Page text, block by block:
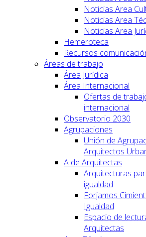
Noticias Area
Noticias Area
Noticias Area
Hemeroteca
Recursos
Áreas de trabajo
Área Jurídica
Área Internacional
Ofertas de
internacional
Observatorio 2030
Agrupaciones
Unión de
Arquitectos
A de Arquitectas
Arquitecturas
igualdad
Forjamos
Igualdad
Espacio de
Arquitectas